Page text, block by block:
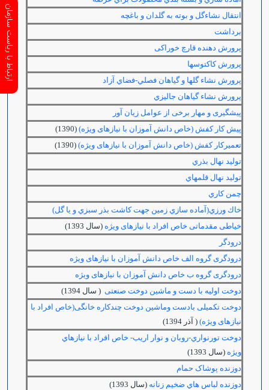
انتقال نشاءگل و بوته به گلدان و باغچه
برداشت
پرورش دهنده قارچ خوراکی
پرورش كاكتوس‏ها
پرورش نشاء گل‏ها و گياهان فصلي-فضاي آزاد
پرورش نشاء گياهان جاليزي
پیشگیری و مهار برخی از عوامل زیان آور
پیش کار کفش (خاص دانش آموزان با نیازهای ویژه) (1390)
تعمیرکار کفش (خاص دانش آموزان با نیازهای ویژه) (1390)
توليد نهال بذري
توليد نهال قلمه‏اي
چمن كاري
خاك ورزي(آماده سازي زمين جهت كاشت بذر سبزي و يا گل)
خیاطی مقدماتی خاص افراد با نیازهای ویژه (سال 1393)
درودگر
درودگری گروه الف خاص دانش آموزان با نیازهای ویژه
درودگری گروه ب خاص دانش آموزان با نیازهای ویژه
دوخت اولیه با دست و ماشین دوخت صنعتی ( سال 1394)
دوخت تکمیلی بادست وماشین دوخت چندکاره خانگی(خاص افراد با
نیازهای ویژه) ( آذر 1394)
دوخت تورنواري-روبان و نوار اريب- خاص افراد با نيازهاي
ويژه (سال 1393)
دوزنده پوشاک حمام
دوزنده لباس هاي ضخيم زنانه (سال 1393)
ارتباط با ریاست سازمان